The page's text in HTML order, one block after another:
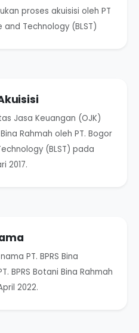
proses akuisisi oleh PT
and Technology (BLST)
Jasa Keuangan (OJK)
Rahmah oleh PT. Bogor
(BLST) pada
2017.
PT. BPRS Bina
BPRS Botani Bina Rahmah
2022.